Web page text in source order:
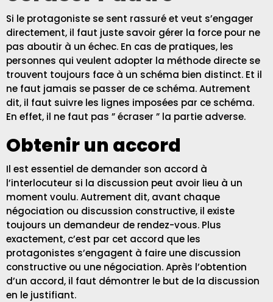
Si le protagoniste se sent rassuré et veut s’engager
directement, il faut juste savoir gérer la force pour ne
pas aboutir à un échec. En cas de pratiques, les
personnes qui veulent adopter la méthode directe se
trouvent toujours face à un schéma bien distinct. Et il
ne faut jamais se passer de ce schéma. Autrement
dit, il faut suivre les lignes imposées par ce schéma.
En effet, il ne faut pas ” écraser ” la partie adverse.
Obtenir un accord
Il est essentiel de demander son accord à
l’interlocuteur si la discussion peut avoir lieu à un
moment voulu. Autrement dit, avant chaque
négociation ou discussion constructive, il existe
toujours un demandeur de rendez-vous. Plus
exactement, c’est par cet accord que les
protagonistes s’engagent à faire une discussion
constructive ou une négociation. Après l’obtention
d’un accord, il faut démontrer le but de la discussion
en le justifiant.